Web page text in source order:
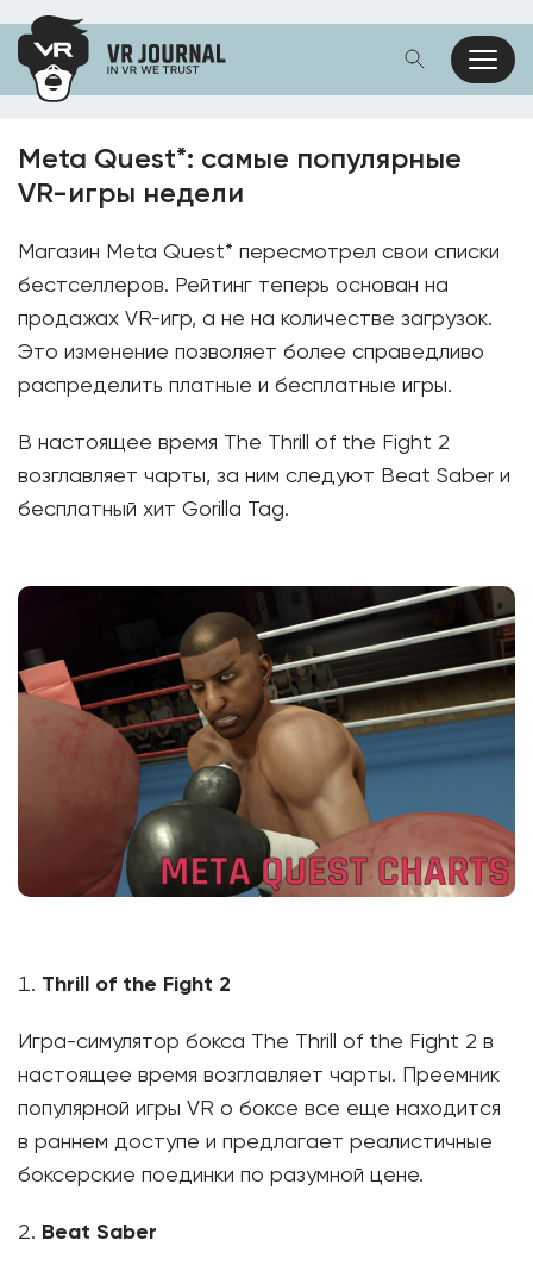
Meta Quest*: самые популярные
VR-игры недели
Магазин Meta Quest* пересмотрел свои списки
бестселлеров. Рейтинг теперь основан на
продажах VR-игр, а не на количестве загрузок.
Это изменение позволяет более справедливо
распределить платные и бесплатные игры.
В настоящее время The Thrill of the Fight 2
возглавляет чарты, за ним следуют Beat Saber и
бесплатный хит Gorilla Tag.
Thrill of the Fight 2
Игра-симулятор бокса The Thrill of the Fight 2 в
настоящее время возглавляет чарты. Преемник
популярной игры VR о боксе все еще находится
в раннем доступе и предлагает реалистичные
боксерские поединки по разумной цене.
Beat Saber